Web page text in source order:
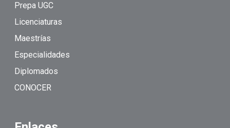
Prepa UGC
Licenciaturas
Maestrías
Especialidades
Diplomados
CONOCER